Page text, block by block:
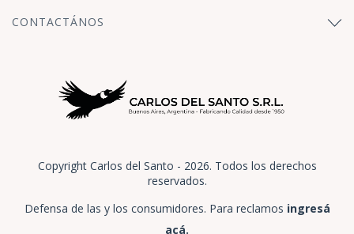
CONTACTÁNOS
Copyright Carlos del Santo - 2026. Todos los derechos
reservados.
Defensa de las y los consumidores. Para reclamos ingresá
acá.